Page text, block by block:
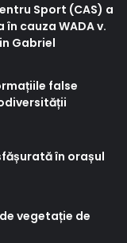
Sport (CAS) a
cauza WADA v.
Gabriel
false
în orașul
vegetație de